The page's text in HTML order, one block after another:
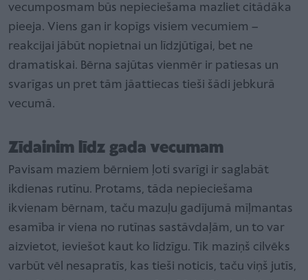
vecumposmam būs nepieciešama mazliet citādāka
pieeja. Viens gan ir kopīgs visiem vecumiem –
reakcijai jābūt nopietnai un līdzjūtīgai, bet ne
dramatiskai. Bērna sajūtas vienmēr ir patiesas un
svarīgas un pret tām jāattiecas tieši šādi jebkurā
vecumā.
Zīdainim līdz gada vecumam
Pavisam maziem bērniem ļoti svarīgi ir saglabāt
ikdienas rutīnu. Protams, tāda nepieciešama
ikvienam bērnam, taču mazuļu gadījumā mīļmantas
esamība ir viena no rutīnas sastāvdaļām, un to var
aizvietot, ieviešot kaut ko līdzīgu. Tik maziņš cilvēks
varbūt vēl nesapratīs, kas tieši noticis, taču viņš jutīs,